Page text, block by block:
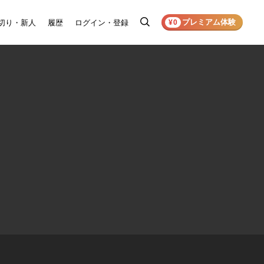
り・新人 履歴 ログイン・登録
検
¥0 プレミアム体験